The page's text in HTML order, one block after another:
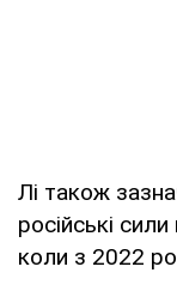
Лі також
російські
коли з 2022